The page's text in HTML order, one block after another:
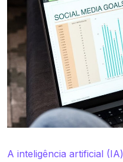
A inteligência artificial (IA)